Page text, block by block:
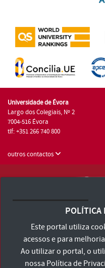
Universidade de Évora
Largo dos Colegiais, Nº 2
7004-516 Évora
tlf: +351 266 740 800
outros contactos
Consulte os Termos e
POLÍTICA
Este portal utiliza
acessos e para
Ao utilizar o portal, o
nossa Política de